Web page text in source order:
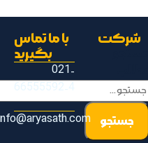
شرکت
با ما تماس
بگیرید
021-
info@aryasath.com